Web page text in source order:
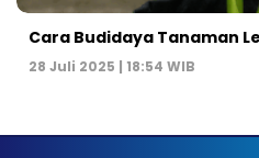
Cara Budidaya Tanaman
28 Juli 2025 | 18:54 WIB